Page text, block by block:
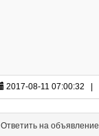
2017-08-11 07:00:32 |
Ответить на объявление